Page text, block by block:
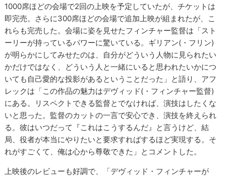
1000席ほどの会場で2回の上映を予定していたが、チケットは
即完売。さらに300席ほどの会場で追加上映が組まれたが、こ
れらも完売した。会場に姿を見せたフィンチャー監督は「スト
ーリーが持っているパワーに驚いている。ギリアン(・フリン)
が明らかにしてみせたのは、自分がどういう人物に見られたい
かだけではなく、どういう人と一緒にいると思われたいかにつ
いても自己愛的な投影があるということだった」と語り、アフ
レックは「この作品の魅力はデヴィッド(・フィンチャー監督)
にある。リスペクトできる監督とでなければ、演技はしたくな
いと思った。監督のカットの一言で安心でき、演技を終えられ
る。彼はいつだって『これはこうするんだ』と言うけど、結
局、役者が本当にやりたいと要求すればするほど実現する。そ
れがすごくて、俺は心から尊敬できた」とコメントした。
上映後のレビューも好調で、「デヴィッド・フィンチャーが